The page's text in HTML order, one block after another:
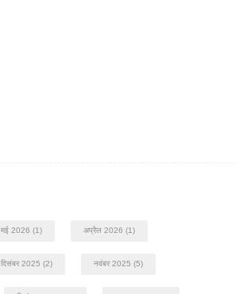
मई 2026 (1) अप्रैल 2026 (1)
दिसंबर 2025 (2) नवंबर 2025 (5)